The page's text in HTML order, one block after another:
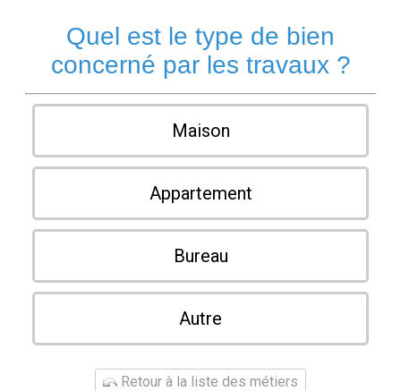
Quel est le type de bien
concerné par les travaux ?
Maison
Appartement
Bureau
Autre
Retour à la liste des métiers